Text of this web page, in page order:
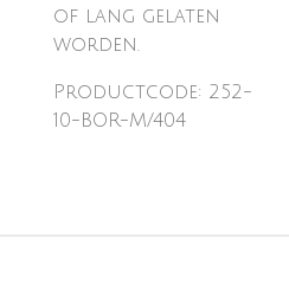
of lang gelaten
worden.
Productcode: 252-
10-BOR-M/404